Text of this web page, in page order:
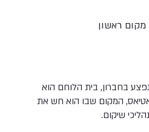
מקום ראשון
בחברון, בית הלוחם הוא
המקום שבו הוא חש את
שיקום.